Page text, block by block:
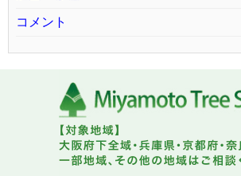
コメント